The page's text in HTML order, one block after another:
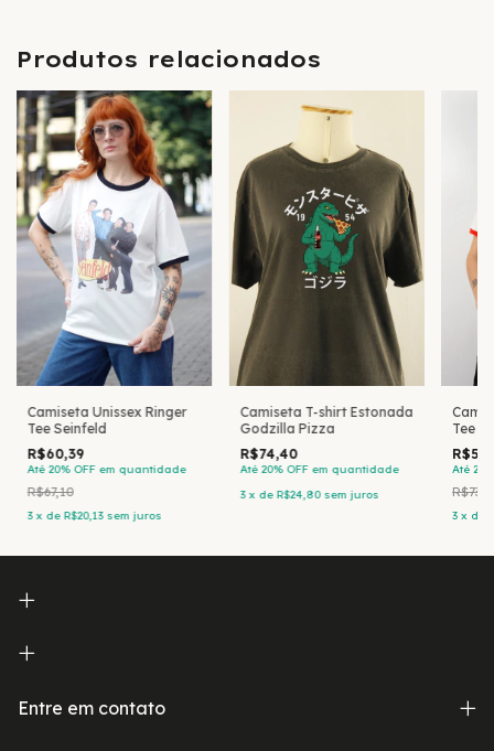
Produtos relacionados
Camiseta Unissex Ringer
Tee Seinfeld
R$60,39
Até 20% OFF em quantidade
R$67,10
3 x de R$20,13 sem juros
Camiseta T-shirt Estonada
Godzilla Pizza
R$74,40
Até 20% OFF em quantidade
3 x de R$24,80 sem juros
Tee
Até
3 x de
Entre em contato